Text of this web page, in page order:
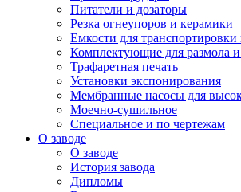
Питатели и дозаторы
Резка огнеупоров и керамики
Емкости для
Комплектующие для размола
Трафаретная печать
Установки экспонирования
Мембранные насосы для
Моечно-сушильное
Специальное и по чертежам
О заводе
О заводе
История завода
Дипломы